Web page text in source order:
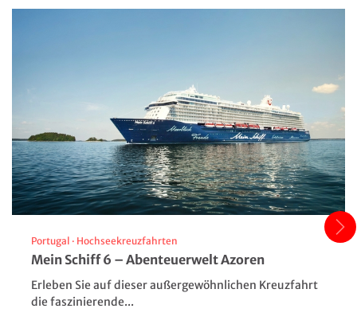
Portugal · Hochseekreuzfahrten
Mein Schiff 6 – Abenteuerwelt Azoren
Erleben Sie auf dieser außergewöhnlichen Kreuzfahrt
die faszinierende...